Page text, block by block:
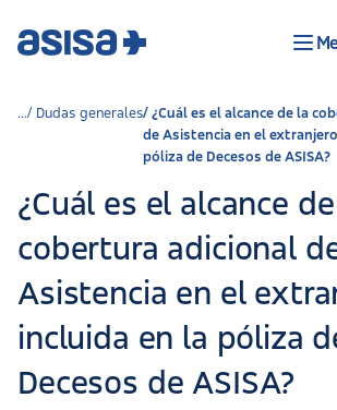
Dudas generales ¿Cuál es el alcance de la
de Asistencia en el
póliza de Decesos de ASISA?
¿Cuál es el alcance
cobertura adicional
Asistencia en el
incluida en la póliza
Decesos de ASISA?